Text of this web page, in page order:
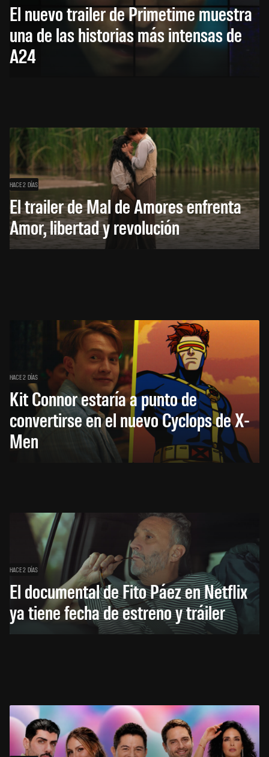
El nuevo trailer de Primetime muestra
una de las historias más intensas de
A24
HACE 2 DÍAS
El trailer de Mal de Amores enfrenta
Amor, libertad y revolución
HACE 2 DÍAS
Kit Connor estaría a punto de
convertirse en el nuevo Cyclops de X-
Men
HACE 2 DÍAS
El documental de Fito Páez en Netflix
ya tiene fecha de estreno y tráiler